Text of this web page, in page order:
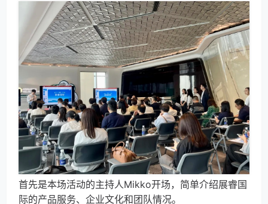
首先是本场活动的主持人Mikko开场，简单介绍展睿国
际的产品服务、企业文化和团队情况。